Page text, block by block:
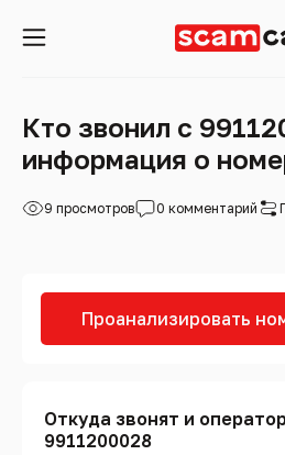
Кто звонил с
информация о
9 просмотров 0 комментарий
Проанализировать
Откуда звонят и
9911200028